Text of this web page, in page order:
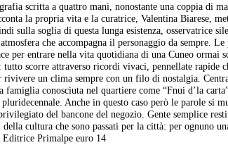
scritta a quattro mani, nonostante una coppia di
la propria vita e la curatrice, Valentina Biarese,
sulla soglia di questa lunga esistenza, osservatrice
che accompagna il personaggio da sempre.
per entrare nella vita quotidiana di una Cuneo ormai
scorre attraverso ricordi vivaci, pennellate rapide
rivivere un clima sempre con un filo di nostalgia.
famiglia conosciuta nel quartiere come “Fnui d’la
Anche in questo caso però le parole si
del bancone del negozio. Gente semplice
cultura che sono passati per la città: per ognuno
Editrice Primalpe euro 14